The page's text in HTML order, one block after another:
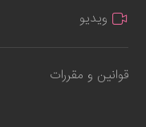
ویدیو
قوانین و مقررات